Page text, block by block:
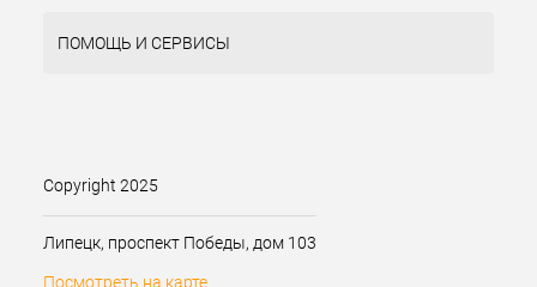
ПОМОЩЬ И СЕРВИСЫ
Copyright 2025
Липецк, проспект Победы, дом 103
Посмотреть на карте